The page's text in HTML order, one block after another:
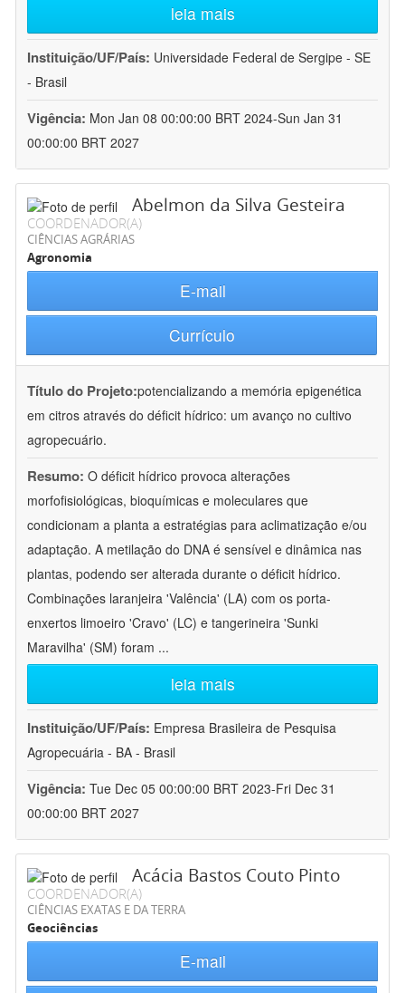
leia mais
Instituição/UF/País: Universidade Federal de Sergipe - SE
- Brasil
Vigência: Mon Jan 08 00:00:00 BRT 2024-Sun Jan 31
00:00:00 BRT 2027
Abelmon da Silva Gesteira
COORDENADOR(A)
CIÊNCIAS AGRÁRIAS
Agronomia
E-mail
Currículo
Título do Projeto:potencializando a memória epigenética
em citros através do déficit hídrico: um avanço no cultivo
agropecuário.
Resumo: O déficit hídrico provoca alterações
morfofisiológicas, bioquímicas e moleculares que
condicionam a planta a estratégias para aclimatização e/ou
adaptação. A metilação do DNA é sensível e dinâmica nas
plantas, podendo ser alterada durante o déficit hídrico.
Combinações laranjeira 'Valência' (LA) com os porta-
enxertos limoeiro 'Cravo' (LC) e tangerineira 'Sunki
Maravilha' (SM) foram ...
leia mais
Instituição/UF/País: Empresa Brasileira de Pesquisa
Agropecuária - BA - Brasil
Vigência: Tue Dec 05 00:00:00 BRT 2023-Fri Dec 31
00:00:00 BRT 2027
Acácia Bastos Couto Pinto
COORDENADOR(A)
CIÊNCIAS EXATAS E DA TERRA
Geociências
E-mail